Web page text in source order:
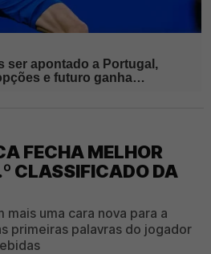
FECHA MELHOR
CLASSIFICADO DA
mais uma cara nova para a
primeiras palavras do jogador